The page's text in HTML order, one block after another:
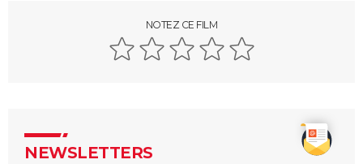
NOTEZ CE FILM
NEWSLETTERS